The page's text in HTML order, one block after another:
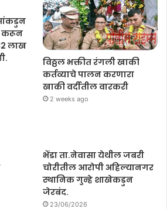
करून
लाख
विठ्ठल भक्तीत रंगली खाकी
कर्तव्याचे पालन करणारा
खाकी वर्दीतील वारकरी
2 weeks ago
भेंडा ता.नेवासा येथील जबरी
चोरीतील आरोपी अहिल्यानगर
स्थानिक गुन्हे शाखेकडुन
जेरबंद.
23/06/2026